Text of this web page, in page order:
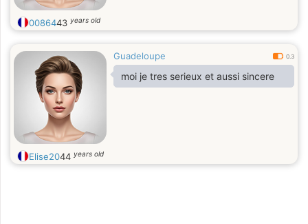
0086443 years old
Guadeloupe 0.3
moi je tres serieux et aussi sincere
Elise2044 years old